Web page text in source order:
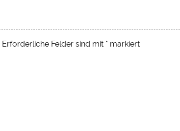
Erforderliche Felder sind mit * markiert